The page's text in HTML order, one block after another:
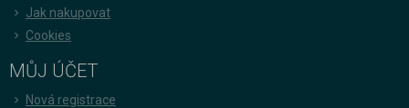
Jak nakupovat
Cookies
MŮJ ÚČET
Nová registrace